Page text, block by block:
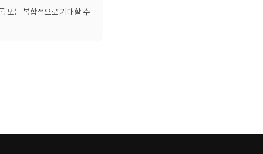
또는 복합적으로 기대할 수